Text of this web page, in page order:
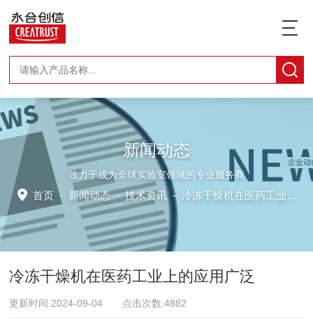
新闻动态
致力于成为全球实验室领域的专业服务商
首页 - 新闻动态-技术资讯 -冷冻干燥机在医药工业上的应用广泛
冷冻干燥机在医药工业上的应用广泛
更新时间:2024-09-04 点击次数:4882